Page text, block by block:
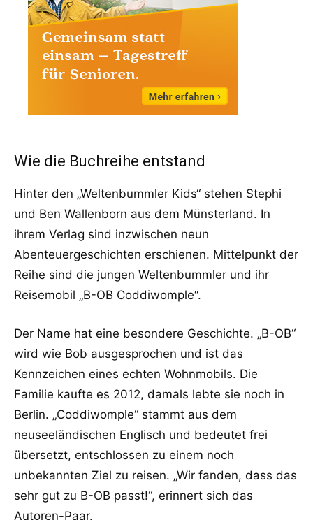
Wie die Buchreihe entstand
Hinter den „Weltenbummler Kids“ stehen Stephi
und Ben Wallenborn aus dem Münsterland. In
ihrem Verlag sind inzwischen neun
Abenteuergeschichten erschienen. Mittelpunkt der
Reihe sind die jungen Weltenbummler und ihr
Reisemobil „B-OB Coddiwomple“.
Der Name hat eine besondere Geschichte. „B-OB“
wird wie Bob ausgesprochen und ist das
Kennzeichen eines echten Wohnmobils. Die
Familie kaufte es 2012, damals lebte sie noch in
Berlin. „Coddiwomple“ stammt aus dem
neuseeländischen Englisch und bedeutet frei
übersetzt, entschlossen zu einem noch
unbekannten Ziel zu reisen. „Wir fanden, dass das
sehr gut zu B-OB passt!“, erinnert sich das
Autoren-Paar.